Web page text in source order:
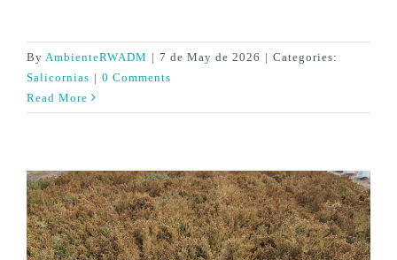
By AmbienteRWADM | 7 de May de 2026 | Categories:
Salicornias | 0 Comments
Read More